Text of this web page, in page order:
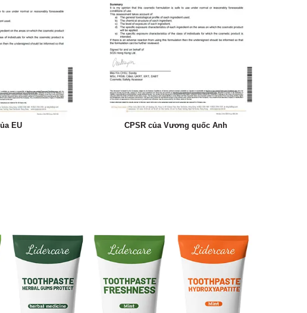
EU CPSR của Vương quốc Anh